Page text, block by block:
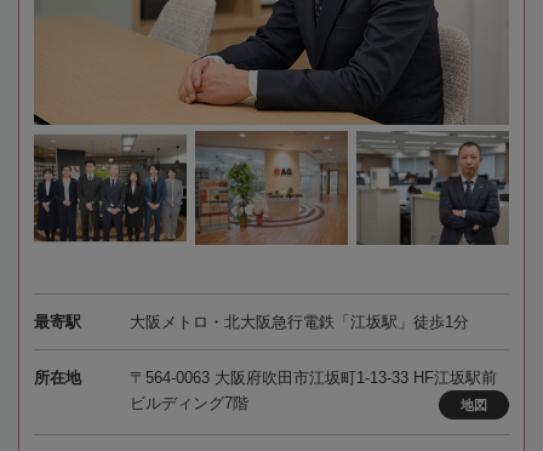
最寄駅 大阪メトロ・北大阪急行電鉄「江坂駅」徒歩1分
所在地
〒564-0063 大阪府吹田市江坂町1-13-33 HF江坂駅前
ビルディング7階
地図